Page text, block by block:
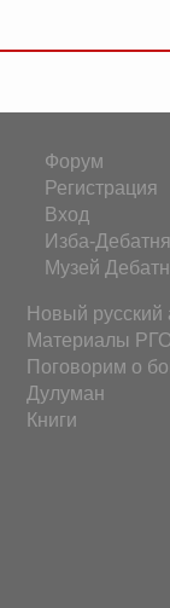
Форум
Регистрация
Вход
Изба-Дебатня
Музей
Новый русский
Материалы
Поговорим о
Дулуман
Книги